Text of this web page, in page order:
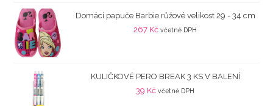
Domácí papuče Barbie růžové velikost 29 - 34 cm
267 Kč včetně DPH
KULIČKOVÉ PERO BREAK 3 KS V BALENÍ
39 Kč včetně DPH